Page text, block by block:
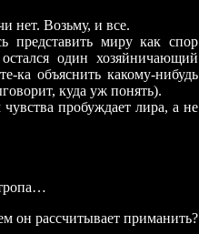
нет. Возьму, и все.
миру как спор
один хозяйничающий
ка объяснить какому-нибудь
куда уж понять).
пробуждает лира, а не
он рассчитывает приманить?